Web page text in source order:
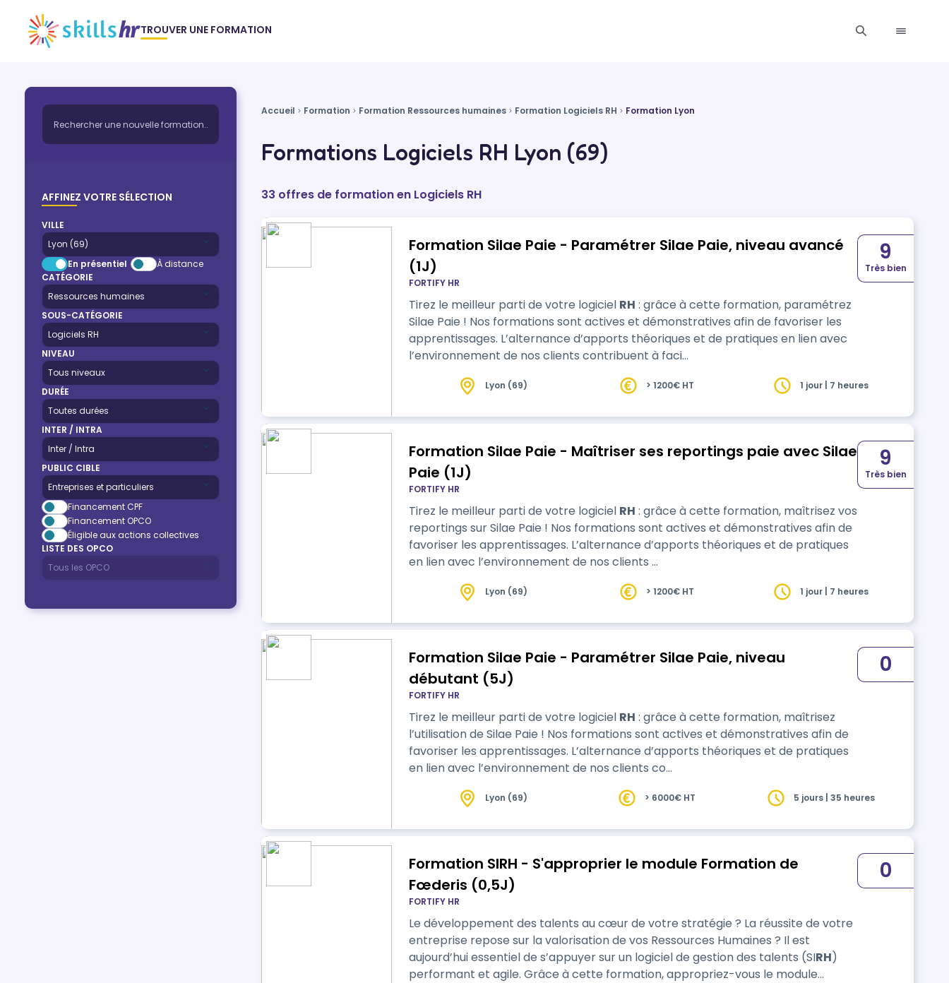
TROUVER UNE FORMATION
AFFINEZ VOTRE SÉLECTION
VILLE
En présentiel
À distance
CATÉGORIE
SOUS-CATÉGORIE
NIVEAU
DURÉE
INTER / INTRA
PUBLIC CIBLE
Financement CPF
Financement OPCO
Éligible aux actions collectives
LISTE DES OPCO
Accueil Formation Formation Ressources humaines Formation Logiciels RH Formation Lyon
Formations Logiciels RH Lyon (69)
33 offres de formation en Logiciels RH
Formation Silae Paie - Paramétrer Silae Paie, niveau avancé
(1J)
FORTIFY HR
Tirez le meilleur parti de votre logiciel RH : grâce à cette formation, paramétrez
Silae Paie ! Nos formations sont actives et démonstratives afin de favoriser les
apprentissages. L’alternance d’apports théoriques et de pratiques en lien avec
l’environnement de nos clients contribuent à faci…
9
Très bien
Lyon (69) > 1200€ HT 1 jour | 7 heures
Formation Silae Paie - Maîtriser ses reportings paie avec Silae
Paie (1J)
FORTIFY HR
Tirez le meilleur parti de votre logiciel RH : grâce à cette formation, maîtrisez vos
reportings sur Silae Paie ! Nos formations sont actives et démonstratives afin de
favoriser les apprentissages. L’alternance d’apports théoriques et de pratiques
en lien avec l’environnement de nos clients …
9
Très bien
Lyon (69) > 1200€ HT 1 jour | 7 heures
Formation Silae Paie - Paramétrer Silae Paie, niveau
débutant (5J)
FORTIFY HR
Tirez le meilleur parti de votre logiciel RH : grâce à cette formation, maîtrisez
l’utilisation de Silae Paie ! Nos formations sont actives et démonstratives afin de
favoriser les apprentissages. L’alternance d’apports théoriques et de pratiques
en lien avec l’environnement de nos clients co…
0
Lyon (69) > 6000€ HT 5 jours | 35 heures
Formation SIRH - S'approprier le module Formation de
Fœderis (0,5J)
FORTIFY HR
Le développement des talents au cœur de votre stratégie ? La réussite de votre
entreprise repose sur la valorisation de vos Ressources Humaines ? Il est
aujourd’hui essentiel de s’appuyer sur un logiciel de gestion des talents (SIRH)
performant et agile. Grâce à cette formation, appropriez-vous le module
0